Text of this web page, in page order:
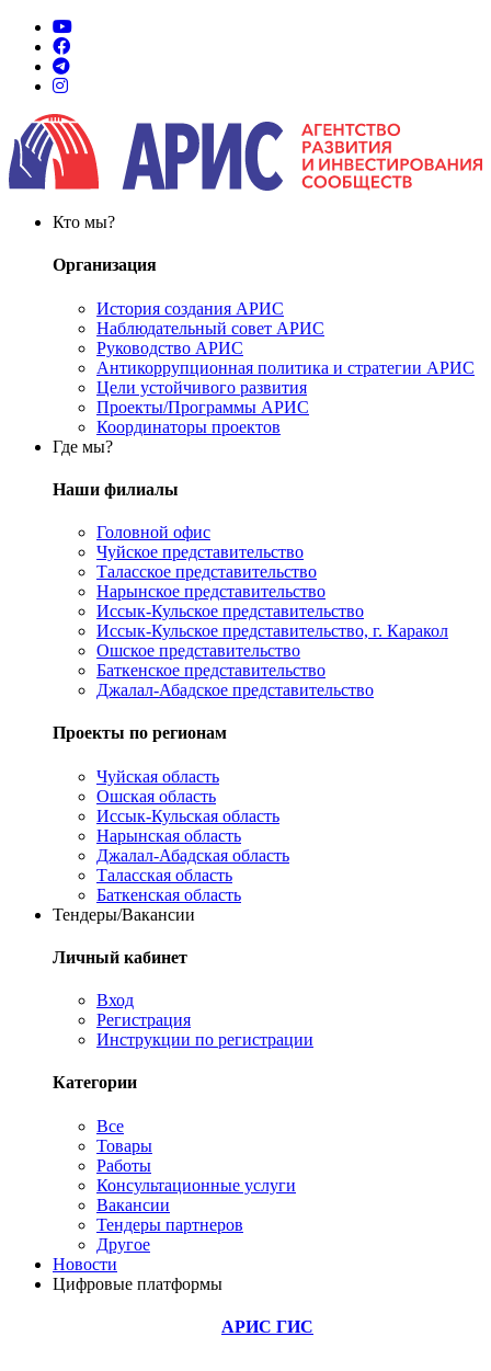
Кто мы?
Организация
История создания АРИС
Наблюдательный совет АРИС
Руководство АРИС
Антикоррупционная политика и стратегии АРИС
Цели устойчивого развития
Проекты/Программы АРИС
Координаторы проектов
Где мы?
Наши филиалы
Головной офис
Чуйское представительство
Таласское представительство
Нарынское представительство
Иссык-Кульское представительство
Иссык-Кульское представительство, г. Каракол
Ошское представительство
Баткенское представительство
Джалал-Абадское представительство
Проекты по регионам
Чуйская область
Ошская область
Иссык-Кульская область
Нарынская область
Джалал-Абадская область
Таласская область
Баткенская область
Тендеры/Вакансии
Личный кабинет
Вход
Регистрация
Инструкции по регистрации
Категории
Все
Товары
Работы
Консультационные услуги
Вакансии
Тендеры партнеров
Другое
Новости
Цифровые платформы
АРИС ГИС